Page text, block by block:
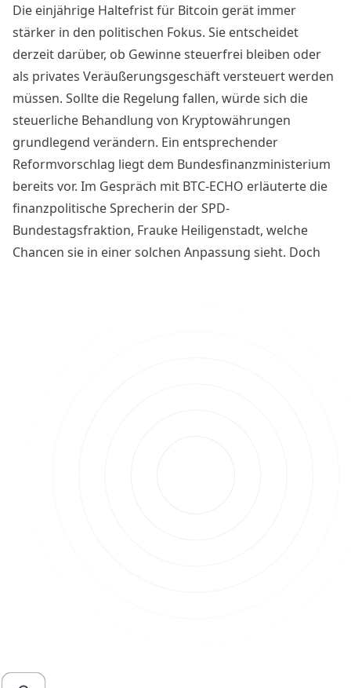
Die einjährige Haltefrist für Bitcoin gerät immer
stärker in den politischen Fokus. Sie entscheidet
derzeit darüber, ob Gewinne steuerfrei bleiben oder
als privates Veräußerungsgeschäft versteuert werden
müssen. Sollte die Regelung fallen, würde sich die
steuerliche Behandlung von Kryptowährungen
grundlegend verändern. Ein entsprechender
Reformvorschlag liegt dem Bundesfinanzministerium
bereits vor. Im Gespräch mit BTC-ECHO erläuterte die
finanzpolitische Sprecherin der SPD-
Bundestagsfraktion, Frauke Heiligenstadt, welche
Chancen sie in einer solchen Anpassung sieht. Doch